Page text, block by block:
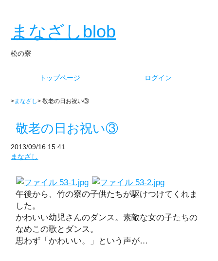
まなざしblob
松の寮
トップページ ログイン
>まなざし> 敬老の日お祝い③
敬老の日お祝い③
2013/09/16 15:41
まなざし
午後から、竹の寮の子供たちが駆けつけてくれま
した。
かわいい幼児さんのダンス。素敵な女の子たちの
なめこの歌とダンス。
思わず「かわいい。」という声が…